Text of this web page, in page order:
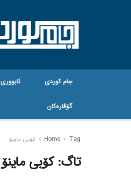
جام کوردی ئابووری
گۆڤاره‌کان
Home Tag کۆبی ماینۆ
تاگ:کۆبی ماینۆ